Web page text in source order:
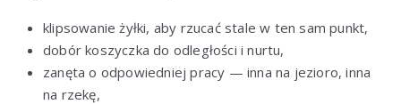
klipsowanie żyłki, aby rzucać stale w ten sam punkt,
dobór koszyczka do odległości i nurtu,
zanęta o odpowiedniej pracy — inna na jezioro, inna
na rzekę,